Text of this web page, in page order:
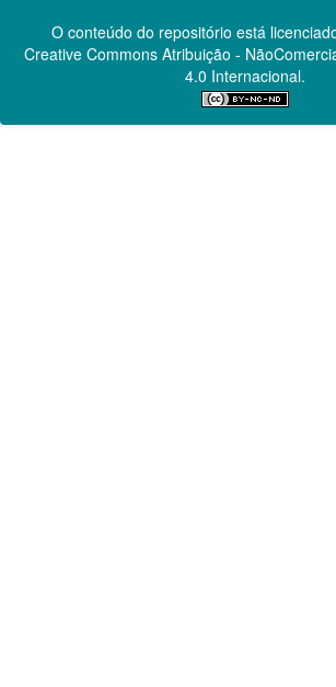
O conteúdo do repositório está
Creative CommonsAtribuição -
4.0 Internacional.